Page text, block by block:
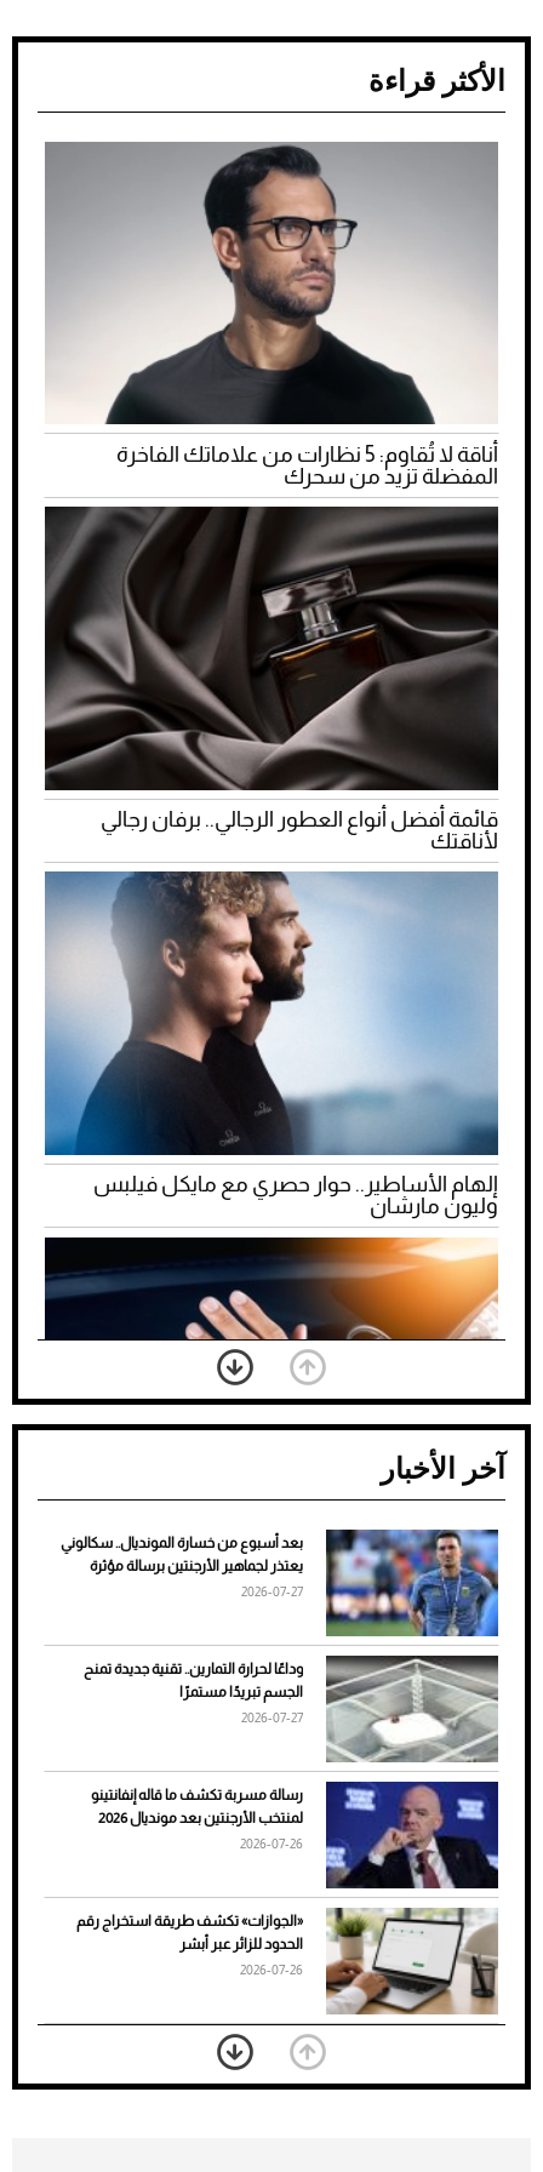
الأكثر قراءة
أناقة لا تُقاوم: 5 نظارات من علاماتك الفاخرة
المفضلة تزيد من سحرك
قائمة أفضل أنواع العطور الرجالي.. برفان رجالي
لأناقتك
إلهام الأساطير.. حوار حصري مع مايكل فيلبس
وليون مارشان
ضعف تبريد مكيف السيارة عند الوقوف.. أشهر
الأسباب والحلول
7 نصائح لاختيار لون البنطلون المناسب للقميص
الأسود
آخر الأخبار
بعد أسبوع من خسارة المونديال.. سكالوني
يعتذر لجماهير الأرجنتين برسالة مؤثرة
2026-07-27
وداعًا لحرارة التمارين.. تقنية جديدة تمنح
الجسم تبريدًا مستمرًا
2026-07-27
رسالة مسربة تكشف ما قاله إنفانتينو
لمنتخب الأرجنتين بعد مونديال 2026
2026-07-26
«الجوازات» تكشف طريقة استخراج رقم
الحدود للزائر عبر أبشر
2026-07-26
بعد 7 أشهر من تعرضه لحادث مروع.. جوشوا
يفوز على برينغا بـ"الضربة القاضية" (فيديو)